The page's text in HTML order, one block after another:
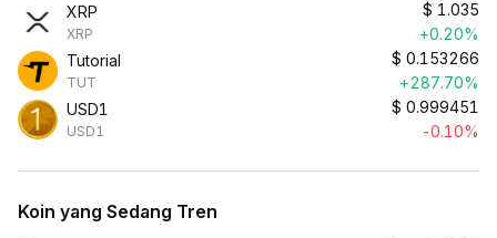
XRP
XRP
$ 1.035
+0.20%
Tutorial
TUT
$ 0.153266
+287.70%
USD1
USD1
$ 0.999451
-0.10%
Koin yang Sedang Tren